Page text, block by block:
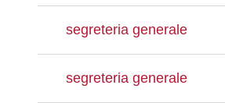
segreteria generale
segreteria generale